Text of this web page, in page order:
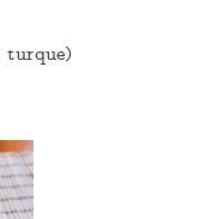
turque)